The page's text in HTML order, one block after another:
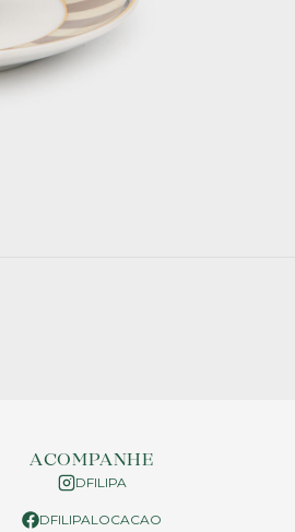
ACOMPANHE
DFILIPA
DFILIPALOCACAO